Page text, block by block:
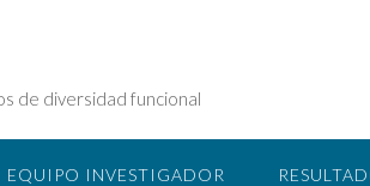
de diversidad funcional
EQUIPO INVESTIGADOR